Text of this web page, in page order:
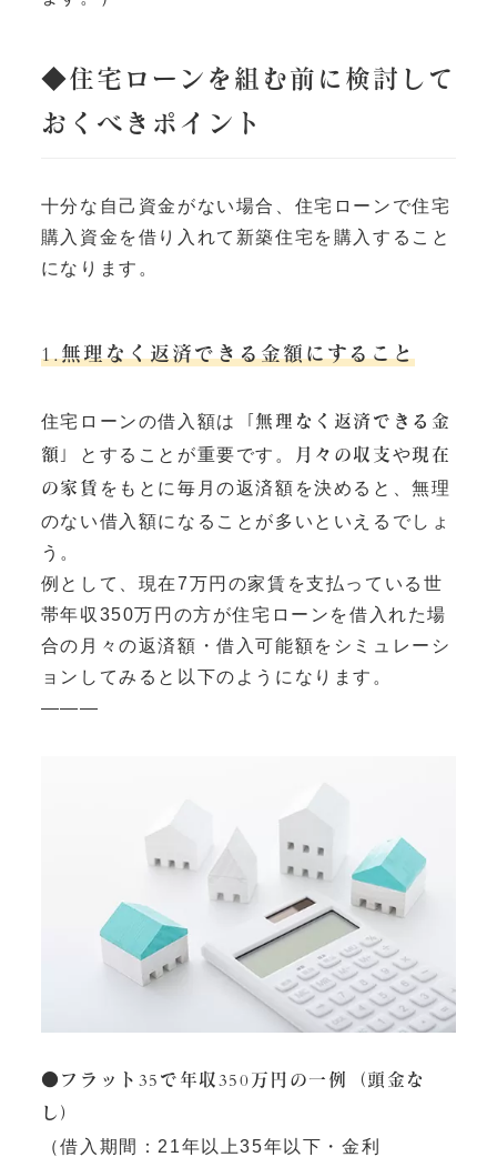
◆住宅ローンを組む前に検討して
おくべきポイント
十分な自己資金がない場合、住宅ローンで住宅
購入資金を借り入れて新築住宅を購入すること
になります。
1.無理なく返済できる金額にすること
住宅ローンの借入額は
「無理なく返済できる金
額」
とすることが重要です。 月々の収支や現在
の家賃 をもとに毎月の返済額を決めると、無理
のない借入額になることが多いといえるでしょ
う。
例として、現在7万円の家賃を支払っている世
帯年収350万円の方が住宅ローンを借入れた場
合の月々の返済額・借入可能額をシミュレーシ
ョンしてみると以下のようになります。
———
●フラット35で年収350万円の一例（頭金な
し）
（借入期間：21年以上35年以下・金利